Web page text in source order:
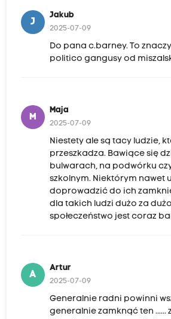
J
Jakub
2025-07-09
Do pana c.barney. To
politico gangusy od
M
Maja
2025-07-09
Niestety ale są tacy ludzie,
przeszkadza. Bawiące się
bulwarach, na podwórku
szkolnym. Niektórym nawet
doprowadzić do ich
dla takich ludzi dużo za
społeczeństwo jest coraz
A
Artur
2025-07-09
Generalnie radni powinni
generalnie zamknąć ten ......